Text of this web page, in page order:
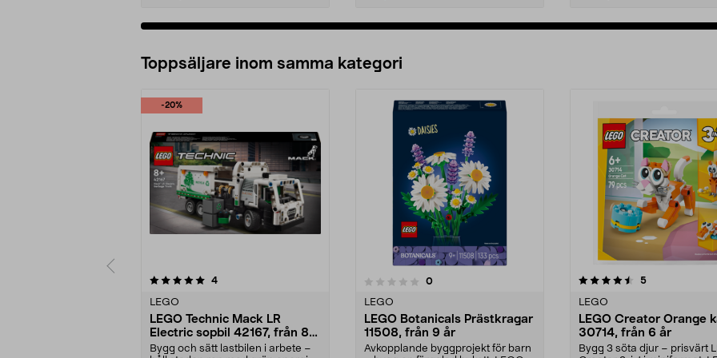
Toppsäljare inom samma kategori
-20%
4recensioner
LEGO
LEGO Technic Mack LR
Electric sopbil 42167, från 8
år
Bygg och sätt lastbilen i arbete –
0.0 av 5 stjärnor 0recensioner
LEGO
LEGO Botanicals Prästkragar
11508, från 9 år
Avkopplande byggprojekt för barn
4.5 av 5 stjärnor 5recensioner
LEGO
LEGO Creator Orange
30714, från 6 år
Bygg 3 söta djur – prisvärt
4.5 av 5 stjärnor